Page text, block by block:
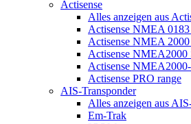
Actisense
Alles anzeigen aus
Actisense NMEA 0183
Actisense NMEA 2000
Actisense NMEA2000
Actisense
Actisense PRO range
AIS-Transponder
Alles anzeigen aus
Em-Trak